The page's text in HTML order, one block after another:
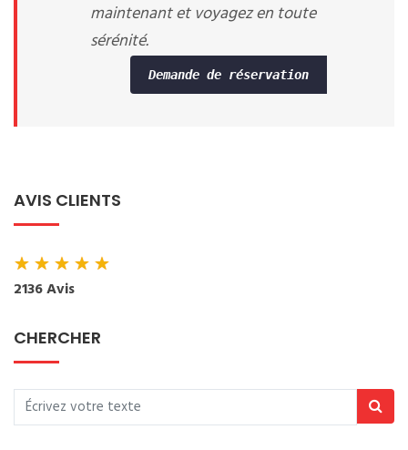
maintenant et voyagez en toute
sérénité.
Demande de réservation
AVIS CLIENTS
★★★★★
2136 Avis
CHERCHER